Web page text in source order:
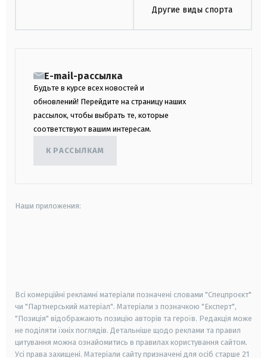
Другие виды спорта
E-mail-рассылка
Будьте в курсе всех новостей и
обновлений! Перейдите на страницу наших
рассылок, чтобы выбрать те, которые
соответствуют вашим интересам.
К РАССЫЛКАМ
Наши приложения:
Всі комерційні рекламні матеріали позначені словами "Спецпроєкт"
чи "Партнерський матеріал". Матеріали з позначкою "Експерт",
"Позиція" відображають позицію авторів та героїв. Редакція може
не поділяти їхніх поглядів. Детальніше щодо реклами та правил
цитування можна ознайомитись в правилах користування сайтом.
Усі права захищені. Матеріали сайту призначені для осіб старше 21